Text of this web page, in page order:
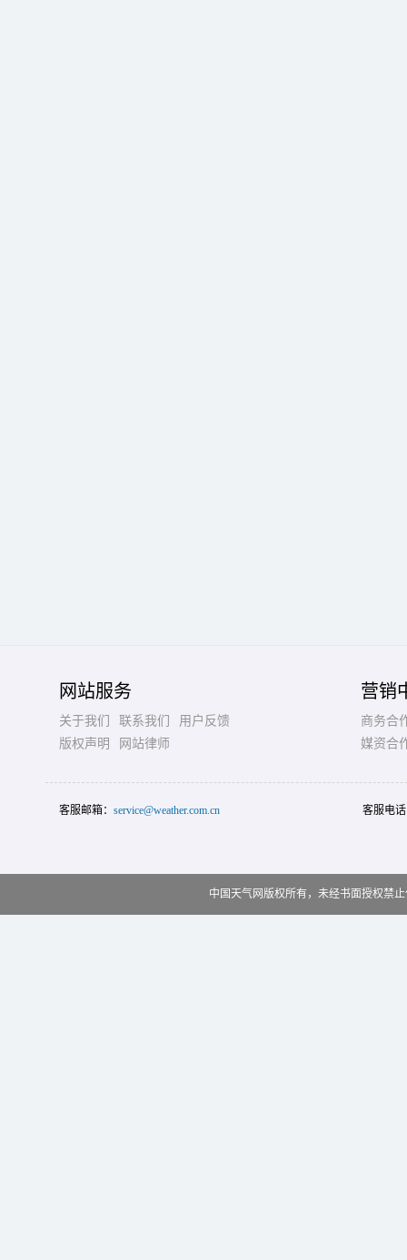
网站服务
关于我们 联系我们
用户反馈
版权声明
网站律师
营销
商务合
媒资合
客服邮箱： service@weather.com.cn 客服电
中国天气网版权所有，未经书面授权